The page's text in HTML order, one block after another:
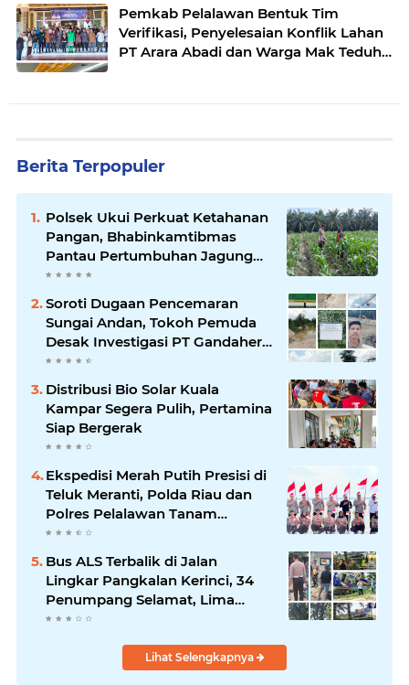
Pemkab Pelalawan Bentuk Tim
Verifikasi, Penyelesaian Konflik Lahan
PT Arara Abadi dan Warga Mak Teduh
Berita Terpopuler
Polsek Ukui Perkuat Ketahanan
Pangan, Bhabinkamtibmas
Pantau Pertumbuhan Jagung
Petani di Desa Air Hitam
Soroti Dugaan Pencemaran
Sungai Andan, Tokoh Pemuda
Desak Investigasi PT Gandahera
Hendana
Distribusi Bio Solar Kuala
Kampar Segera Pulih, Pertamina
Siap Bergerak
Ekspedisi Merah Putih Presisi di
Teluk Meranti, Polda Riau dan
Polres Pelalawan Tanam
Mangrove Demi Negeri
Bus ALS Terbalik di Jalan
Lingkar Pangkalan Kerinci, 34
Penumpang Selamat, Lima
Alami Luka Ringan
Lihat Selengkapnya